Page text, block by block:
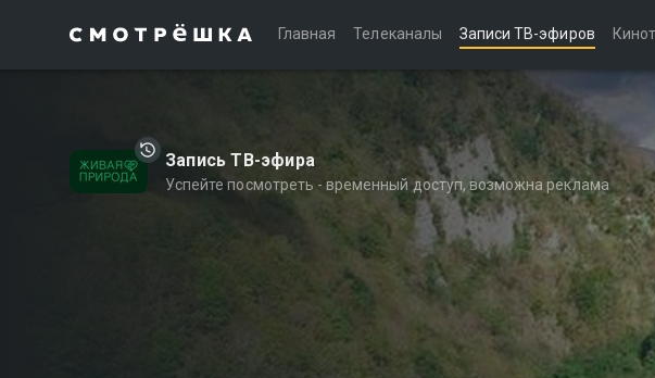
Главная Телеканалы Записи ТВ-эфиров
Запись ТВ-эфира
Успейте посмотреть - временный доступ, возможна реклама